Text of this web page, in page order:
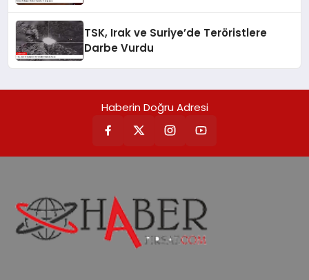
TSK, Irak ve Suriye’de Teröristlere
Darbe Vurdu
Haberin Doğru Adresi